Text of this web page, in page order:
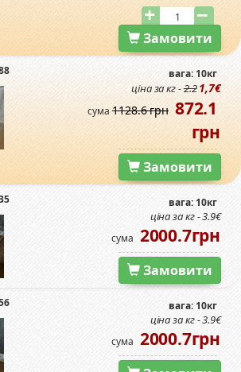
Замовити
вага: 10кг
ціна за кг -2.21,7€
сума 1128.6 грн 872.1
грн
Замовити
вага: 10кг
ціна за кг - 3.9€
сума 2000.7грн
Замовити
вага: 10кг
ціна за кг - 3.9€
сума 2000.7грн